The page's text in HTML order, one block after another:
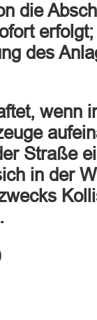
die
des
wenn
Straße
in der